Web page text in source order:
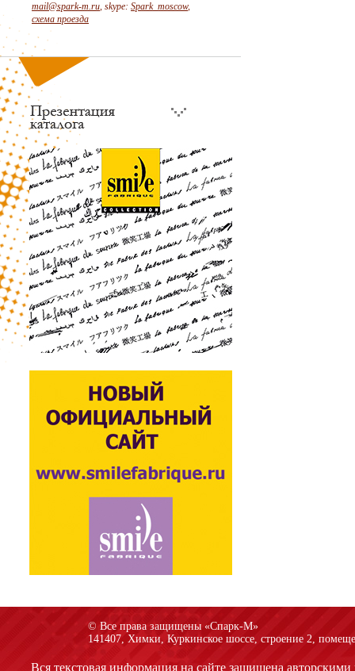
mail@spark-m.ru, skype: Spark_moscow,
схема проезда
© Все права защищены «Спарк-M»
141407, Химки, Куркинское шоссе, строение 2,
Вся текстовая информация на сайте защищена